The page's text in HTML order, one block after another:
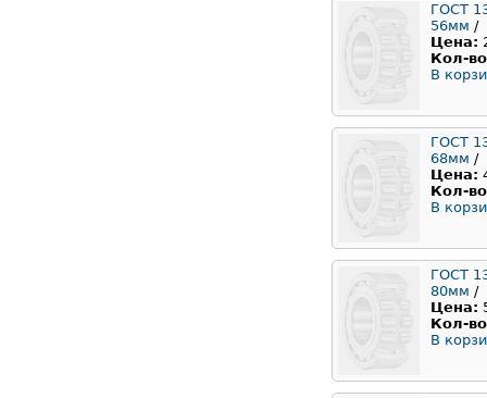
ГОСТ
56мм /
Цена:
Кол-
В
ГОСТ
68мм /
Цена:
Кол-
В
ГОСТ
80мм /
Цена:
Кол-
В